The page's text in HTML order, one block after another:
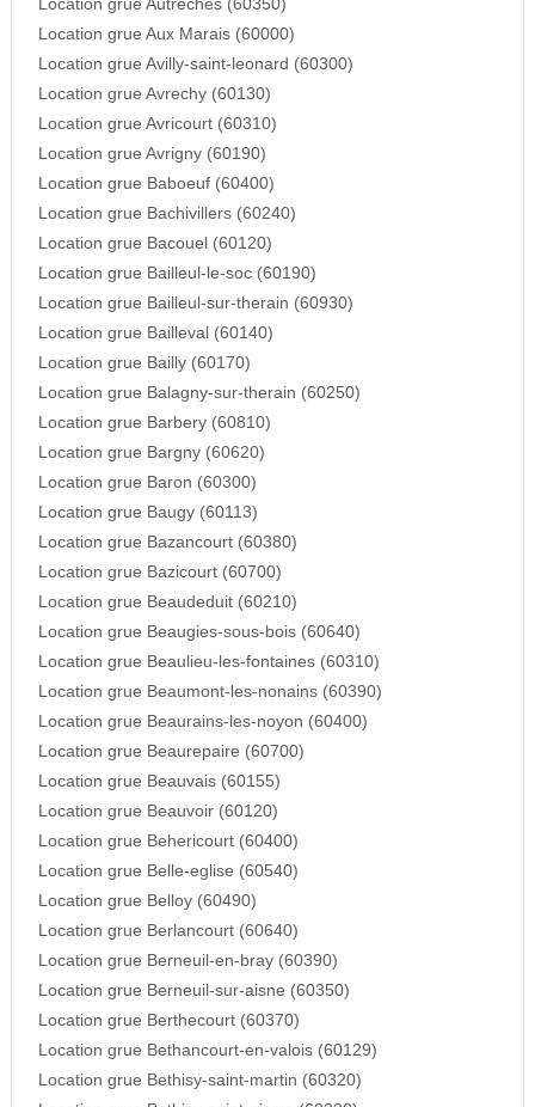
Location grue Autreches (60350)
Location grue Aux Marais (60000)
Location grue Avilly-saint-leonard (60300)
Location grue Avrechy (60130)
Location grue Avricourt (60310)
Location grue Avrigny (60190)
Location grue Baboeuf (60400)
Location grue Bachivillers (60240)
Location grue Bacouel (60120)
Location grue Bailleul-le-soc (60190)
Location grue Bailleul-sur-therain (60930)
Location grue Bailleval (60140)
Location grue Bailly (60170)
Location grue Balagny-sur-therain (60250)
Location grue Barbery (60810)
Location grue Bargny (60620)
Location grue Baron (60300)
Location grue Baugy (60113)
Location grue Bazancourt (60380)
Location grue Bazicourt (60700)
Location grue Beaudeduit (60210)
Location grue Beaugies-sous-bois (60640)
Location grue Beaulieu-les-fontaines (60310)
Location grue Beaumont-les-nonains (60390)
Location grue Beaurains-les-noyon (60400)
Location grue Beaurepaire (60700)
Location grue Beauvais (60155)
Location grue Beauvoir (60120)
Location grue Behericourt (60400)
Location grue Belle-eglise (60540)
Location grue Belloy (60490)
Location grue Berlancourt (60640)
Location grue Berneuil-en-bray (60390)
Location grue Berneuil-sur-aisne (60350)
Location grue Berthecourt (60370)
Location grue Bethancourt-en-valois (60129)
Location grue Bethisy-saint-martin (60320)